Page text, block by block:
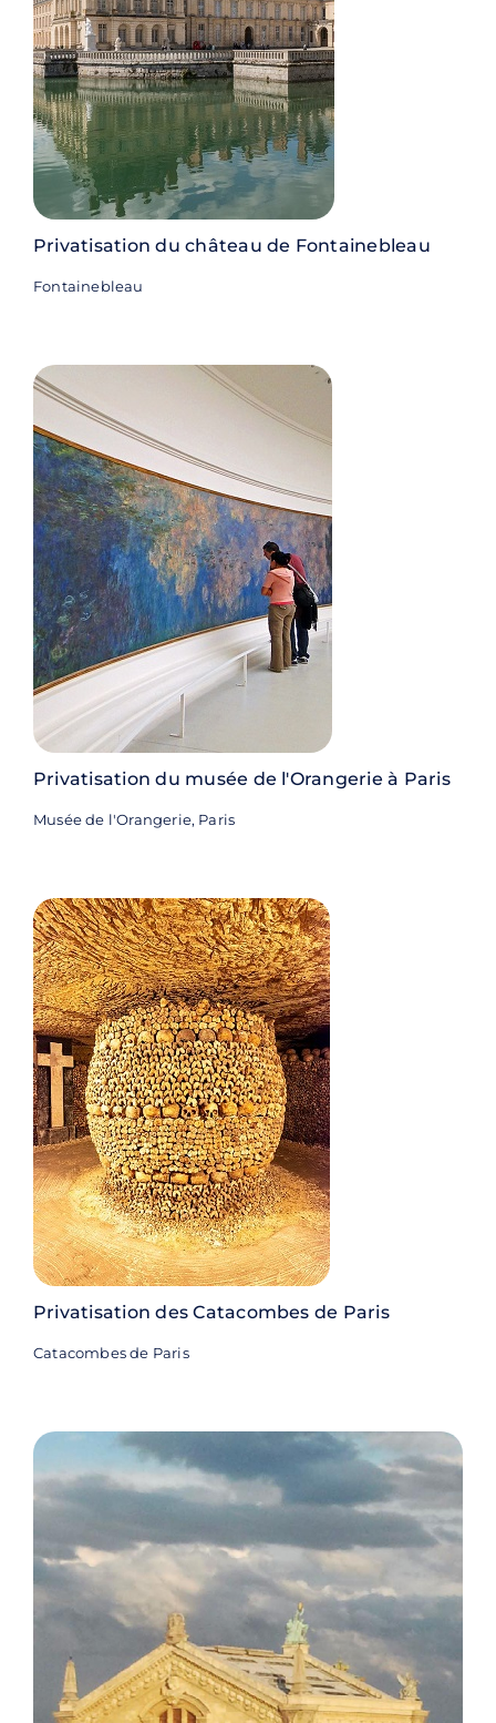
Privatisation du château de Fontainebleau
Fontainebleau
Privatisation du musée de l'Orangerie à Paris
Musée de l'Orangerie, Paris
Privatisation des Catacombes de Paris
Catacombes de Paris